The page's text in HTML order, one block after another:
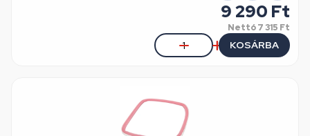
9 290 Ft
Nettó7 315 Ft
KOSÁRBA